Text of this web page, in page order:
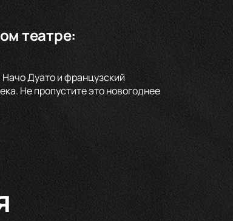
театре:
Дуато и французский
Не пропустите это новогоднее